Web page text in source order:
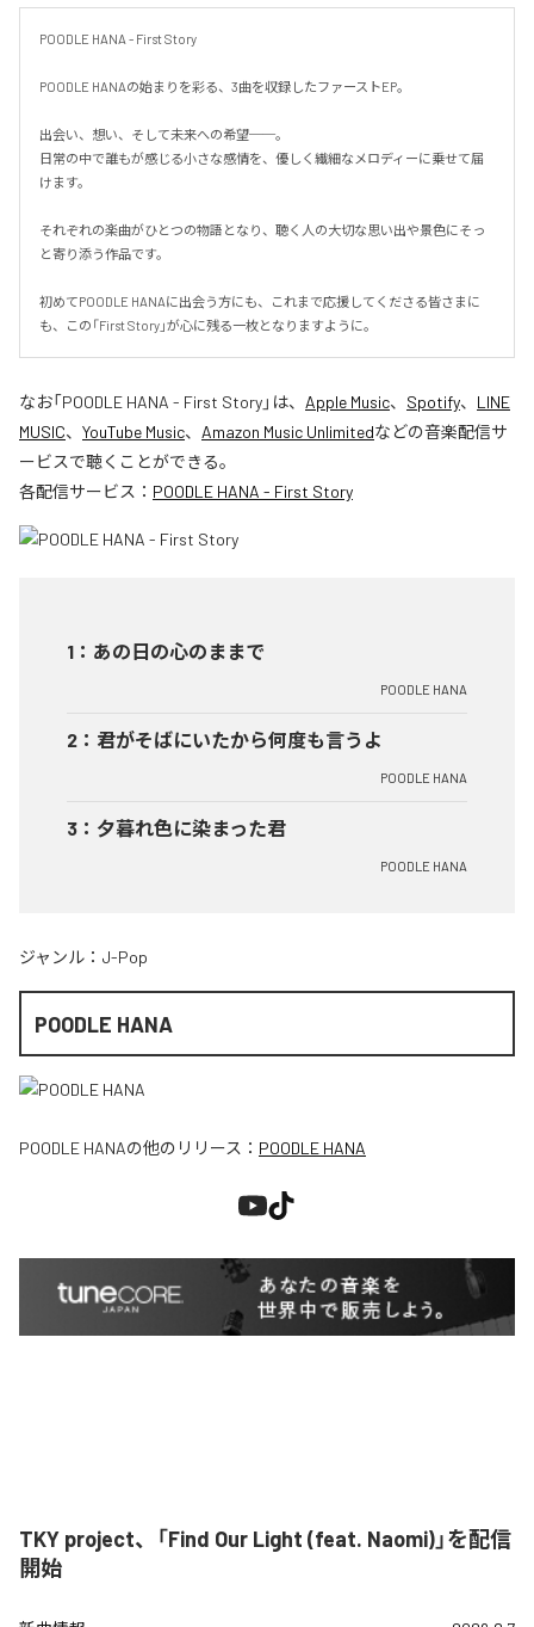
POODLE HANA - First Story
POODLE HANAの始まりを彩る、3曲を収録したファーストEP。
出会い、想い、そして未来への希望──。
日常の中で誰もが感じる小さな感情を、優しく繊細なメロディーに乗せて届
けます。
それぞれの楽曲がひとつの物語となり、聴く人の大切な思い出や景色にそっ
と寄り添う作品です。
初めてPOODLE HANAに出会う方にも、これまで応援してくださる皆さまに
も、この「First Story」が心に残る一枚となりますように。
なお「POODLE HANA - First Story」は、 Apple Music、 Spotify、 LINE
MUSIC、 YouTube Music、 Amazon Music Unlimitedなどの音楽配信サ
ービスで聴くことができる。
各配信サービス： POODLE HANA - First Story
1 ： あの日の心のままで
POODLE HANA
2 ： 君がそばにいたから何度も言うよ
POODLE HANA
3 ： 夕暮れ色に染まった君
POODLE HANA
ジャンル： J-Pop
POODLE HANA
POODLE HANAの他のリリース： POODLE HANA
TKY project、「Find Our Light (feat. Naomi)」を配信
開始